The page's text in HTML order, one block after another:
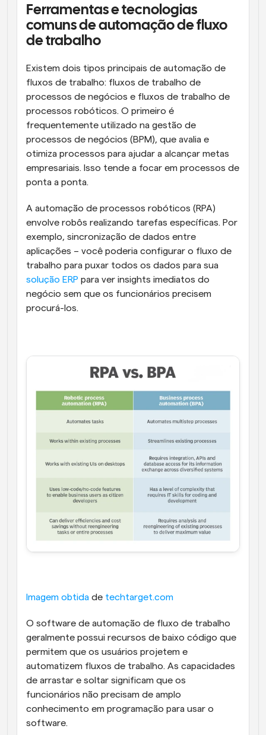
Ferramentas e tecnologias
comuns de automação de fluxo
de trabalho
Existem dois tipos principais de automação de
fluxos de trabalho: fluxos de trabalho de
processos de negócios e fluxos de trabalho de
processos robóticos. O primeiro é
frequentemente utilizado na gestão de
processos de negócios (BPM), que avalia e
otimiza processos para ajudar a alcançar metas
empresariais. Isso tende a focar em processos de
ponta a ponta.
A automação de processos robóticos (RPA)
envolve robôs realizando tarefas específicas. Por
exemplo, sincronização de dados entre
aplicações – você poderia configurar o fluxo de
solução ERP para ver insights imediatos do
negócio sem que os funcionários precisem
procurá-los.
Imagem obtida de techtarget.com
O software de automação de fluxo de trabalho
geralmente possui recursos de baixo código que
permitem que os usuários projetem e
automatizem fluxos de trabalho. As capacidades
de arrastar e soltar significam que os
funcionários não precisam de amplo
conhecimento em programação para usar o
software.